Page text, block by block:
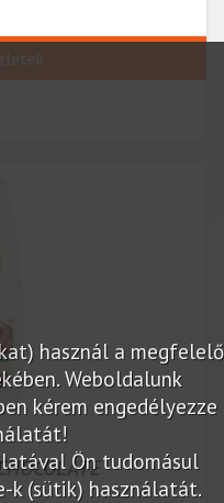
használ a megfelelő
Weboldalunk
kérem engedélyezze
Ön tudomásul
k (sütik) használatát.